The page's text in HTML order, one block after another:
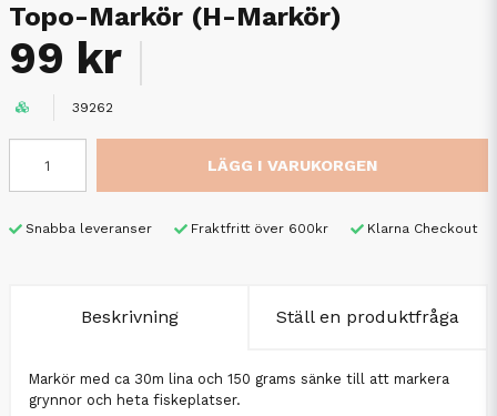
Topo-Markör (H-Markör)
99 kr
39262
LÄGG I VARUKORGEN
Snabba leveranser Fraktfritt över 600kr Klarna Checkout
Beskrivning Ställ en produktfråga
Markör med ca 30m lina och 150 grams sänke till att markera
grynnor och heta fiskeplatser.